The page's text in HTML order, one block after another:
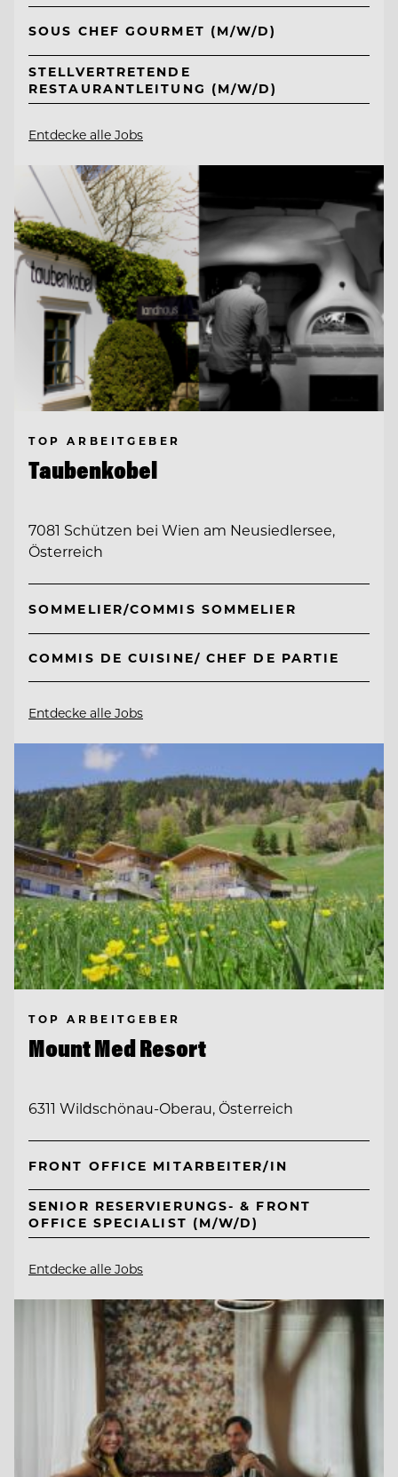
SOUS CHEF GOURMET (M/W/D)
STELLVERTRETENDE
RESTAURANTLEITUNG (M/W/D)
Entdecke alle Jobs
TOP ARBEITGEBER
Taubenkobel
7081 Schützen bei Wien am Neusiedlersee,
Österreich
SOMMELIER/COMMIS SOMMELIER
COMMIS DE CUISINE/ CHEF DE PARTIE
Entdecke alle Jobs
TOP ARBEITGEBER
Mount Med Resort
6311 Wildschönau-Oberau, Österreich
FRONT OFFICE MITARBEITER/IN
SENIOR RESERVIERUNGS- & FRONT
OFFICE SPECIALIST (M/W/D)
Entdecke alle Jobs